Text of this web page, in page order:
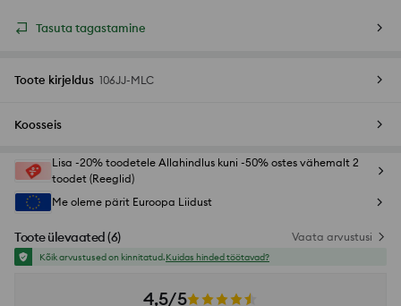
Tasuta tagastamine
Toote kirjeldus 106JJ-MLC
Koosseis
Lisa -20% toodetele Allahindlus kuni -50% ostes vähemalt 2
toodet (Reeglid)
Me oleme pärit Euroopa Liidust
Toote ülevaated (6) Vaata arvustusi
Kõik arvustused on kinnitatud.Kuidas hinded töötavad?
4,5/5